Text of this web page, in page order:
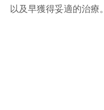
以及早獲得妥適的治療。